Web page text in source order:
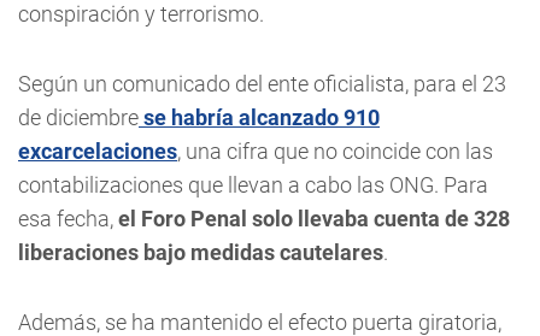
conspiración y terrorismo.
Según un comunicado del ente oficialista, para el 23
de diciembrese habría alcanzado 910
excarcelaciones, una cifra que no coincide con las
contabilizaciones que llevan a cabo las ONG. Para
esa fecha,el Foro Penal solo llevaba cuenta de 328
liberaciones bajo medidas cautelares.
Además, se ha mantenido el efecto puerta giratoria,